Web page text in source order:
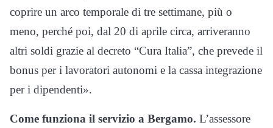
coprire un arco temporale di tre settimane, più o
meno, perché poi, dal 20 di aprile circa, arriveranno
altri soldi grazie al decreto “Cura Italia”, che prevede il
bonus per i lavoratori autonomi e la cassa integrazione
per i dipendenti».
Come funziona il servizio a Bergamo. L’assessore